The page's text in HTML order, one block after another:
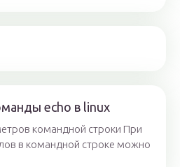
echo в linux
командной строки При
в командной строке можно